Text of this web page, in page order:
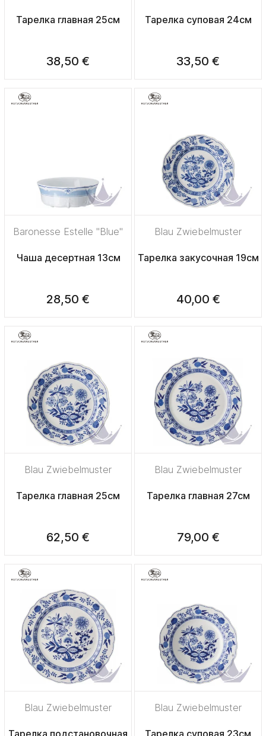
Тарелка главная 25см
38,50 €
Тарелка суповая 24см
33,50 €
Baronesse Estelle "Blue"
Чаша десертная 13см
28,50 €
Blau Zwiebelmuster
Тарелка закусочная 19см
40,00 €
Blau Zwiebelmuster
Тарелка главная 25см
62,50 €
Blau Zwiebelmuster
Тарелка главная 27см
79,00 €
Blau Zwiebelmuster
Тарелка подстановочная
Blau Zwiebelmuster
Тарелка суповая 23см